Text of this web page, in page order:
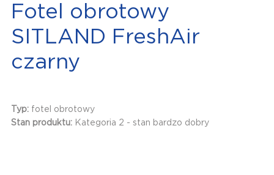
Fotel obrotowy
SITLAND FreshAir
czarny
Typ: fotel obrotowy
Stan produktu: Kategoria 2 - stan bardzo dobry